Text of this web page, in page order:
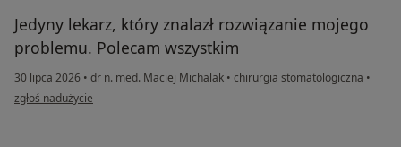
Jedyny lekarz, który znalazł rozwiązanie mojego
problemu. Polecam wszystkim
30 lipca 2026 • dr n. med. Maciej Michalak • chirurgia stomatologiczna •
w opinii użytkownika Mk
zgłoś nadużycie